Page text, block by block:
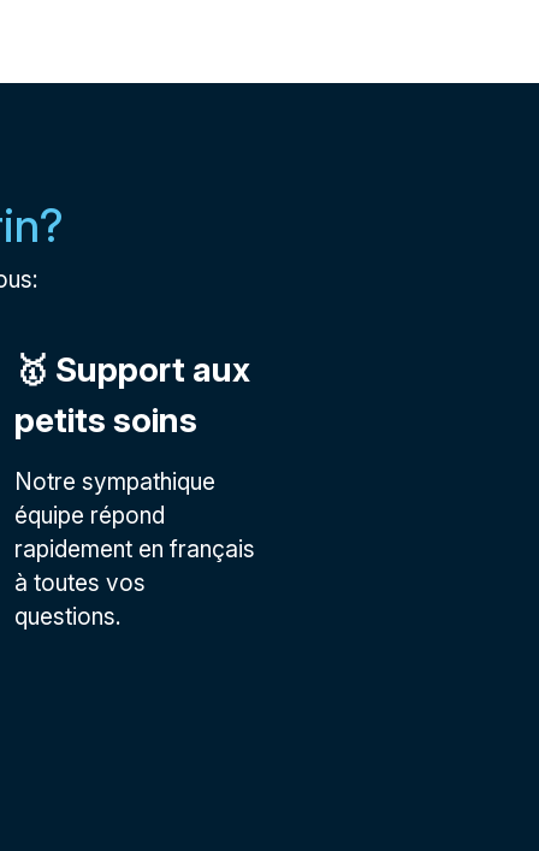
🥇 Support aux
petits soins
Notre sympathique
équipe répond
rapidement en français
à toutes vos
questions.